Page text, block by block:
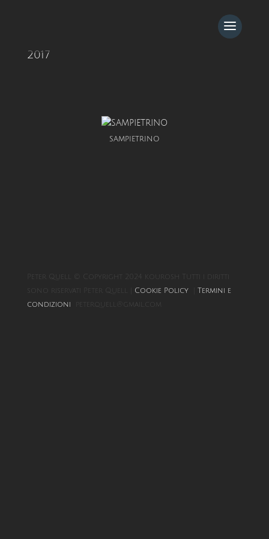
2017
SAMPIETRINO
Peter Quell © Copyright 2024 kourosh Tutti i diritti
sono riservati Peter Quell | Cookie Policy
Termini e
condizioni
peterquell@gmail.com